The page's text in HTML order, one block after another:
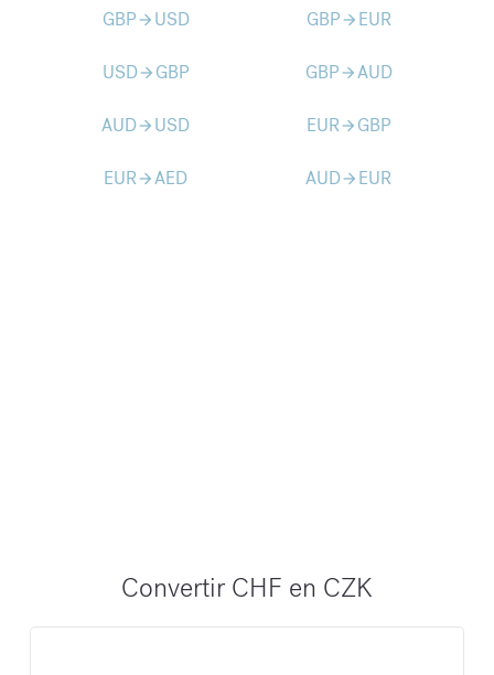
GBParrow_forward USD GBParrow_forward EUR
USDarrow_forward GBP GBParrow_forwardAUD
AUDarrow_forward USD EURarrow_forward GBP
EURarrow_forwardAED AUDarrow_forward EUR
Convertir CHF en CZK